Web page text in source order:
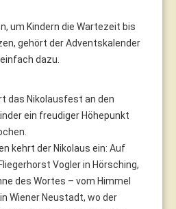
um Kindern die Wartezeit bis
gehört der Adventskalender
dazu.
das Nikolausfest an den
ein freudiger Höhepunkt
kehrt der Nikolaus ein: Auf
Vogler in Hörsching,
des Wortes – vom Himmel
Wiener Neustadt, wo der